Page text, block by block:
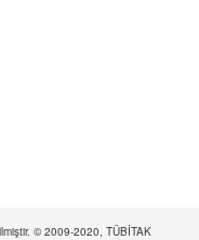
© 2009-2020, TÜBİTAK